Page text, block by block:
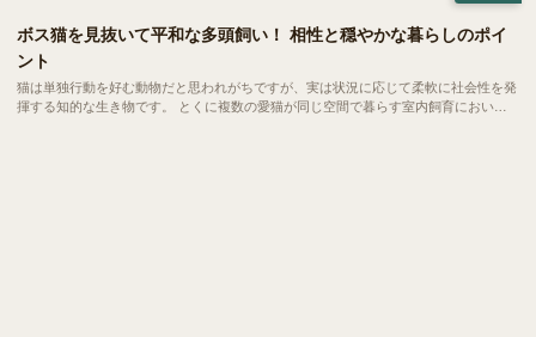
ボス猫を見抜いて平和な多頭飼い！ 相性と穏やかな暮らしのポイ
ント
猫は単独行動を好む動物だと思われがちですが、実は状況に応じて柔軟に社会性を発
揮する知的な生き物です。 とくに複数の愛猫が同じ空間で暮らす室内飼育において